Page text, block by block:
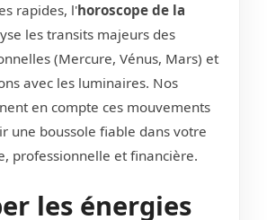
rapides, l'horoscope de la
les transits majeurs des
(Mercure, Vénus, Mars) et
avec les luminaires. Nos
en compte ces mouvements
une boussole fiable dans votre
professionnelle et financière.
les énergies